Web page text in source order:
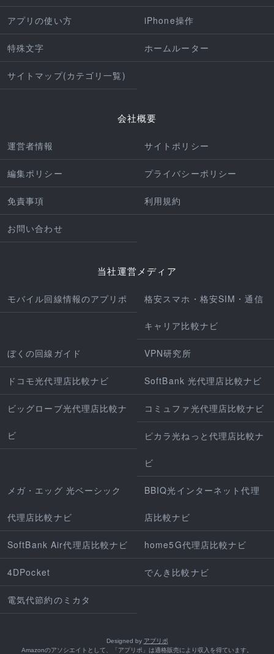
アプリの使い方 iPhone操作
特殊文字 ホームルーター
サイトマップ(カテゴリ一覧)
会社概要
運営者情報 サイトポリシー
編集ポリシー プライバシーポリシー
免責事項 利用規約
お問い合わせ
当社運営メディア
モバイル回線情報のアプリポ 格安スマホ・格安SIM・通信
キャリア比較ナビ
ぼくの回線ガイド VPN研究所
ドコモ光代理店比較ナビ SoftBank 光代理店比較ナビ
ビッグローブ光代理店比較ナ
ビ
コミュファ光代理店比較ナビ
ピカラ光ねっと代理店比較ナ
ビ
メガ・エッグ 光ベーシック
代理店比較ナビ
BBIQ光インターネット代理
店比較ナビ
SoftBank Air代理店比較ナビ home5G代理店比較ナビ
4DPocket でんき比較ナビ
電気代節約のミカタ
Designed by アプリポ
Amazonのアソシエイトとして、「アプリポ」は適格販売により収入を得ています。